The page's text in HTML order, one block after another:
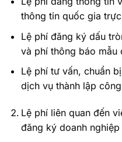
thông tin quốc gia
Lệ phí đăng ký dấu
và phí thông báo mẫu
Lệ phí tư vấn, chuẩn
dịch vụ thành lập
Lệ phí liên quan đến
đăng ký doanh